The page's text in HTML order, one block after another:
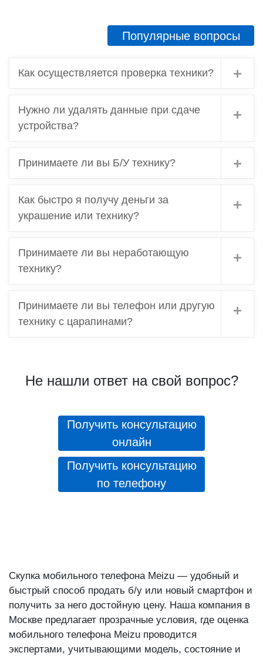
Популярные вопросы
Нужно ли удалять данные при сдаче
Как быстро я получу деньги за
Принимаете ли вы неработающую
Принимаете ли вы телефон или другую
Не нашли ответ на свой вопрос?
Получить консультацию
онлайн
Получить консультацию
по телефону
Скупка мобильного телефона Meizu — удобный и
быстрый способ продать б/у или новый смартфон и
получить за него достойную цену. Наша компания в
Москве предлагает прозрачные условия, где оценка
мобильного телефона Meizu проводится